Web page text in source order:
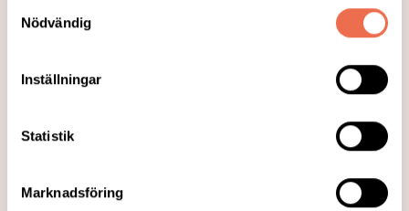
Nödvändig
Inställningar
Statistik
Marknadsföring
sjukdom i Sverige? Vad kostar det? Hur
kan medicinsk forskning och utveckling
bidra till att rädda liv och spara pengar?
Den 30 maj, på Internationella MS-dagen,
nytt faktablad som ger svar på de